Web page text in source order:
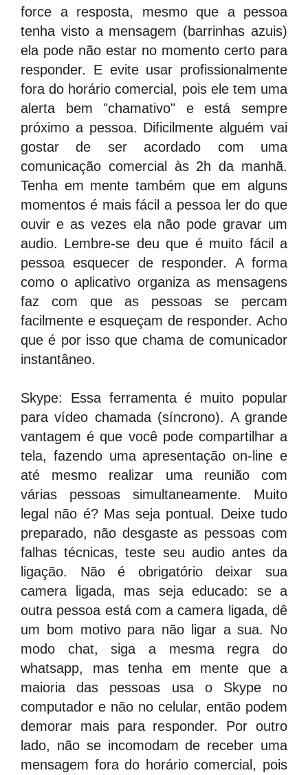
force a resposta, mesmo que a pessoa
tenha visto a mensagem (barrinhas azuis)
ela pode não estar no momento certo para
responder. E evite usar profissionalmente
fora do horário comercial, pois ele tem uma
alerta bem "chamativo" e está sempre
próximo a pessoa. Dificilmente alguém vai
gostar de ser acordado com uma
comunicação comercial às 2h da manhã.
Tenha em mente também que em alguns
momentos é mais fácil a pessoa ler do que
ouvir e as vezes ela não pode gravar um
audio. Lembre-se deu que é muito fácil a
pessoa esquecer de responder. A forma
como o aplicativo organiza as mensagens
faz com que as pessoas se percam
facilmente e esqueçam de responder. Acho
que é por isso que chama de comunicador
instantâneo.
Skype: Essa ferramenta é muito popular
para vídeo chamada (síncrono). A grande
vantagem é que você pode compartilhar a
tela, fazendo uma apresentação on-line e
até mesmo realizar uma reunião com
várias pessoas simultaneamente. Muito
legal não é? Mas seja pontual. Deixe tudo
preparado, não desgaste as pessoas com
falhas técnicas, teste seu audio antes da
ligação. Não é obrigatório deixar sua
camera ligada, mas seja educado: se a
outra pessoa está com a camera ligada, dê
um bom motivo para não ligar a sua. No
modo chat, siga a mesma regra do
whatsapp, mas tenha em mente que a
maioria das pessoas usa o Skype no
computador e não no celular, então podem
demorar mais para responder. Por outro
lado, não se incomodam de receber uma
mensagem fora do horário comercial, pois